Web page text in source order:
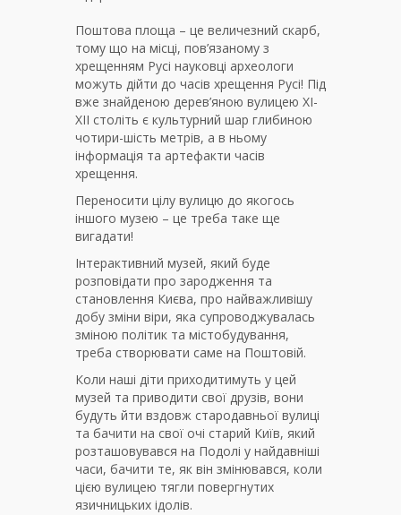
Поштова площа – це величезний скарб,
тому що на місці, пов’язаному з
хрещенням Русі науковці археологи
можуть дійти до часів хрещення Русі! Під
вже знайденою дерев’яною вулицею ХІ-
ХІІ століть є культурний шар глибиною
чотири-шість метрів, а в ньому
інформація та артефакти часів
хрещення.
Переносити цілу вулицю до якогось
іншого музею – це треба таке ще
вигадати!
Інтерактивний музей, який буде
розповідати про зародження та
становлення Києва, про найважливішу
добу зміни віри, яка супроводжувалась
зміною політик та містобудування,
треба створювати саме на Поштовій.
Коли наші діти приходитимуть у цей
музей та приводити свої друзів, вони
будуть йти вздовж стародавньої вулиці
та бачити на свої очі старий Київ, який
розташовувався на Подолі у найдавніші
часи, бачити те, як він змінювався, коли
цією вулицею тягли повергнутих
язичницьких ідолів.